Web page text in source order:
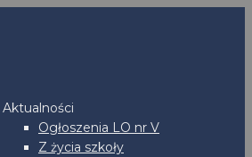
Aktualności
Ogłoszenia LO nr V
Z życia szkoły